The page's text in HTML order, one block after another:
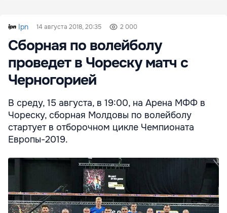
Ipn 14 августа 2018, 20:35 2 000
Сборная по волейболу
проведет в Чореску матч с
Черногорией
В среду, 15 августа, в 19:00, на Арена МФФ в
Чореску, сборная Молдовы по волейболу
стартует в отборочном цикле Чемпионата
Европы-2019.